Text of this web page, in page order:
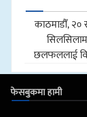
काठमाडौँ,
छलफललाई
फेसबुकमा हामी